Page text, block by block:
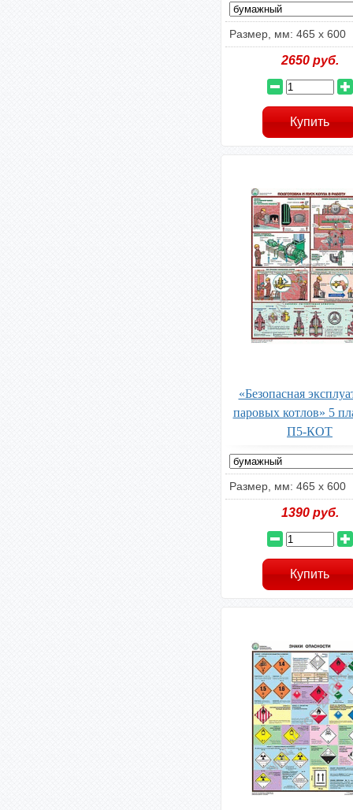
Размер, мм: 465 х 600
2650руб.
«Безопасная
паровых котлов» 5
П5-КОТ
Размер, мм: 465 х 600
1390руб.